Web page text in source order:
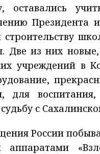
оставались
Президента
Две из них
учреждений в
для
с
России
аппаратами